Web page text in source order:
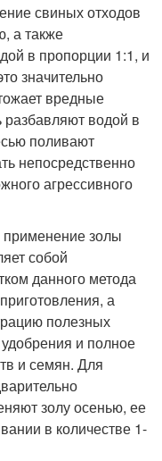
свиных отходов
а также
в пропорции 1:1, и
значительно
вредные
водой в
поливают
непосредственно
агрессивного
золы
собой
данного метода
а
полезных
и полное
и семян. Для
золу осенью, ее
в количестве 1-